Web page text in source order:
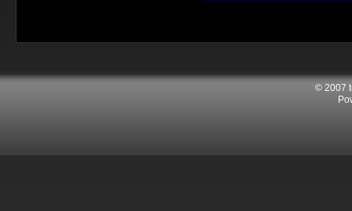
© 2007